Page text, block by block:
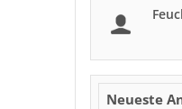
Neueste